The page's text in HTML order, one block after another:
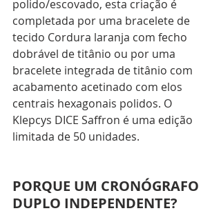
polido/escovado, esta criação é
completada por uma bracelete de
tecido Cordura laranja com fecho
dobrável de titânio ou por uma
bracelete integrada de titânio com
acabamento acetinado com elos
centrais hexagonais polidos. O
Klepcys DICE Saffron é uma edição
limitada de 50 unidades.
PORQUE UM CRONÓGRAFO
DUPLO INDEPENDENTE?